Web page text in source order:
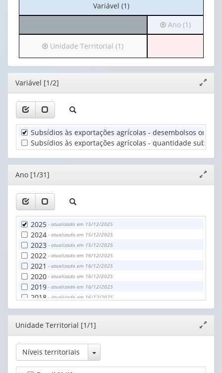
No
cabeçalho:
(1)
Variável (1)
Irá
para
(possui
apenas
valor):
(1)
Ano (1)
Irá
para
o
cabeçalho
(possui
apenas
1
valor):
Unidade
Territorial
Unidade Territorial (1)
Editor
janela
Variável [1/2]
Subsídios às exportações agrícolas - desembolsos
Subsídios às exportações agrícolas - quantidade
Editor
janela
Ano [1/31]
2025 - atualizado em 15/12/2025
2024 - atualizado em 15/12/2025
2023 - atualizado em 15/12/2025
2022 - atualizado em 16/12/2025
2021 - atualizado em 16/12/2025
2020 - atualizado em 16/12/2025
2019 - atualizado em 16/12/2025
2018 - atualizado em 16/12/2025
2017- atualizado em 16/12/2025
2016
2015 - atualizado em 16/12/2025
2014
2013- atualizado em 16/12/2025
2012- atualizado em 16/12/2025
2011
Editor
janela
Unidade Territorial [1/1]
Níveis territoriais Toggle Dropdown